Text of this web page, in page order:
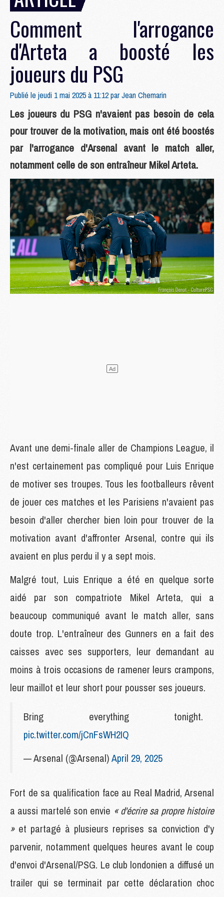
Comment l'arrogance
d'Arteta a boosté les
joueurs du PSG
Publié le jeudi 1 mai 2025 à 11:12 parJean Chemarin
Les joueurs du PSG n'avaient pas besoin de cela
pour trouver de la motivation, mais ont été boostés
par l'arrogance d'Arsenal avant le match aller,
notamment celle de son entraîneur Mikel Arteta.
Avant une demi-finale aller de Champions League, il
n'est certainement pas compliqué pour Luis Enrique
de motiver ses troupes. Tous les footballeurs rêvent
de jouer ces matches et les Parisiens n'avaient pas
besoin d'aller chercher bien loin pour trouver de la
motivation avant d'affronter Arsenal, contre qui ils
avaient en plus perdu il y a sept mois.
Malgré tout, Luis Enrique a été en quelque sorte
aidé par son compatriote Mikel Arteta, qui a
beaucoup communiqué avant le match aller, sans
doute trop. L'entraîneur des Gunners en a fait des
caisses avec ses supporters, leur demandant au
moins à trois occasions de ramener leurs crampons,
leur maillot et leur short pour pousser ses joueurs.
Bring everything tonight.
pic.twitter.com/jCnFsWH2IQ
— Arsenal (@Arsenal)April 29, 2025
Fort de sa qualification face au Real Madrid, Arsenal
a aussi martelé son envie « d'écrire sa propre histoire
»et partagé à plusieurs reprises sa conviction d'y
parvenir, notamment quelques heures avant le coup
d'envoi d'Arsenal/PSG. Le club londonien a diffusé un
trailer qui se terminait par cette déclaration choc